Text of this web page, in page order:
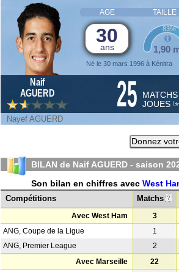
AGE TAILLE
30
ans
Né le 30 mars 1996 à Kénitra
1,90
83%
Naif
AGUERD
25 MATCHS
JOUES (*
Nayef AGUERD
Donnez
BILAN de Naif AGUERD - saison
Son bilan en chiffres avec West
Compétitions
Matchs ?
Avec West Ham 3
ANG, Coupe de la Ligue
1
ANG, Premier League
2
Avec Marseille
22